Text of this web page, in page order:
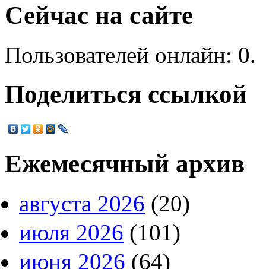
Сейчас на сайте
Пользователей онлайн: 0.
Поделиться ссылкой
Ежемесячный архив
августа 2026 (20)
июля 2026 (101)
июня 2026 (64)